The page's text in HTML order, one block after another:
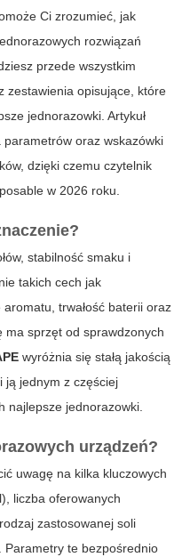
Ci zrozumieć, jak
rozwiązań
przede wszystkim
zestawienia opisujące, które
jednorazowki. Artykuł
parametrów oraz wskazówki
dzięki czemu czytelnik
w 2026 roku.
stabilność smaku i
takich cech jak
trwałość baterii oraz
ma sprzęt od sprawdzonych
wyróżnia się stałą jakością
ją jednym z częściej
najlepsze jednorazowki.
urządzeń?
uwagę na kilka kluczowych
liczba oferowanych
zastosowanej soli
Parametry te bezpośrednio